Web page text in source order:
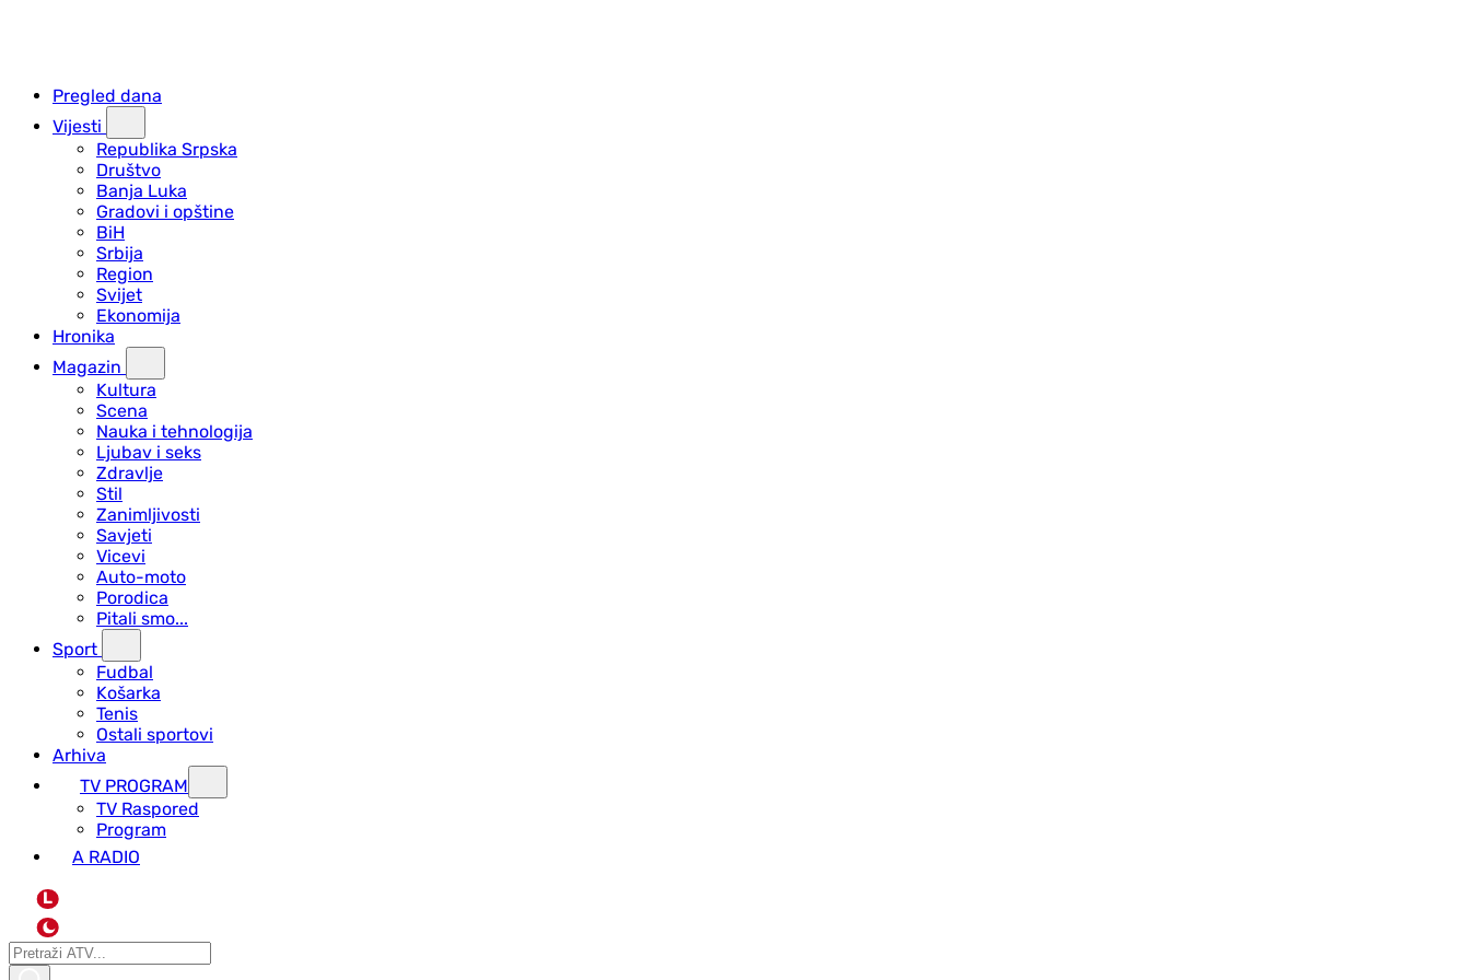
Pregled dana
Vijesti
Republika Srpska
Društvo
Banja Luka
Gradovi i opštine
BiH
Srbija
Region
Svijet
Ekonomija
Hronika
Magazin
Kultura
Scena
Nauka i tehnologija
Ljubav i seks
Zdravlje
Stil
Zanimljivosti
Savjeti
Vicevi
Auto-moto
Porodica
Pitali smo...
Sport
Fudbal
Košarka
Tenis
Ostali sportovi
Arhiva
TV PROGRAM
ТV Raspored
Program
A RADIO
L